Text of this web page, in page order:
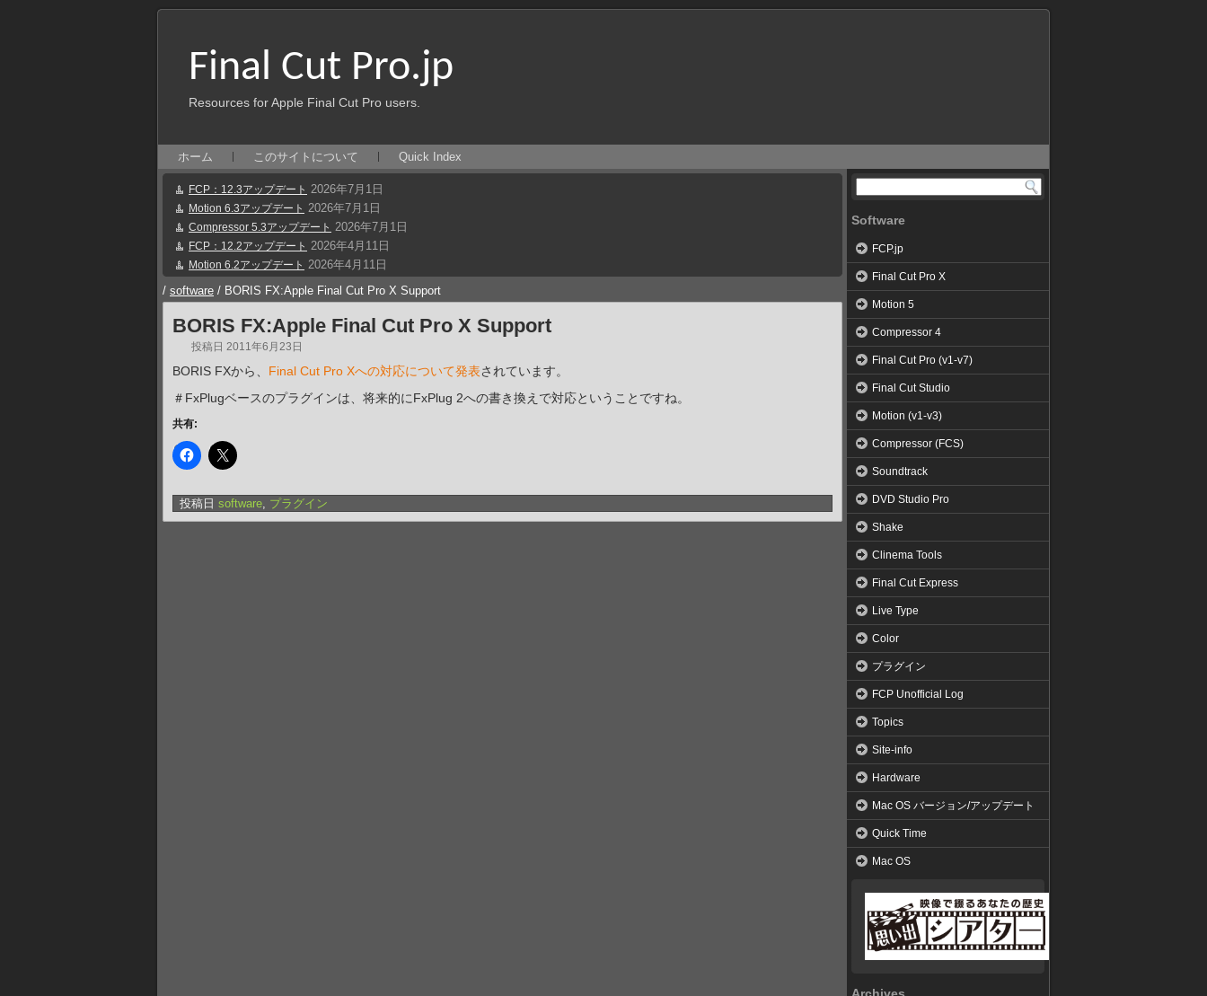
Final Cut Pro.jp
Resources for Apple Final Cut Pro users.
ホーム このサイトについて Quick Index
FCP：12.3アップデート 2026年7月1日
Motion 6.3アップデート 2026年7月1日
Compressor 5.3アップデート 2026年7月1日
FCP：12.2アップデート 2026年4月11日
Motion 6.2アップデート 2026年4月11日
/ software / BORIS FX:Apple Final Cut Pro X Support
BORIS FX:Apple Final Cut Pro X Support
投稿日 2011年6月23日
BORIS FXから、 Final Cut Pro Xへの対応について発表されています。
＃FxPlugベースのプラグインは、将来的にFxPlug 2への書き換えで対応ということですね。
共有:
投稿日 software, プラグイン
Software
FCP.jp
Final Cut Pro X
Motion 5
Compressor 4
Final Cut Pro (v1-v7)
Final Cut Studio
Motion (v1-v3)
Compressor (FCS)
Soundtrack
DVD Studio Pro
Shake
Clinema Tools
Final Cut Express
Live Type
Color
プラグイン
FCP Unofficial Log
Topics
Site-info
Hardware
Mac OS バージョン/アップデート
Quick Time
Mac OS